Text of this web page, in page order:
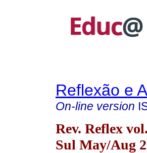
Reflexão e
On-line version
Rev. Reflex
Sul May/Aug